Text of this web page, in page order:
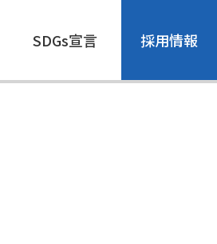
SDGs宣言 採用情報